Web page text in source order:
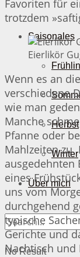
Saisonales
Herbst
Winter
Über mich
No Result
Favoriten für
trotzdem
Eierlikör
Wenn es an
verschiedene
wie man
Manche
Pfanne oder
Mahlzeiten zu.
ausgedehnten
eines
uns vom
durchgehend
typische
Gerichte und
Nachtisch und